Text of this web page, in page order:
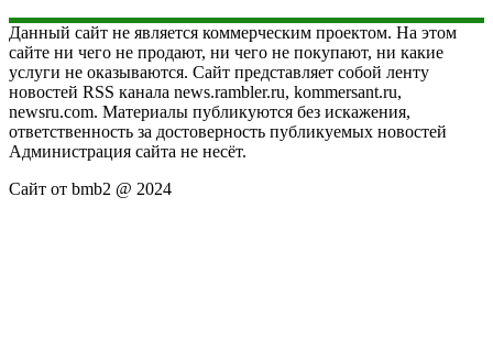
Данный сайт не является коммерческим проектом. На этом
сайте ни чего не продают, ни чего не покупают, ни какие
услуги не оказываются. Сайт представляет собой ленту
новостей RSS канала news.rambler.ru, kommersant.ru,
newsru.com. Материалы публикуются без искажения,
ответственность за достоверность публикуемых новостей
Администрация сайта не несёт.
Сайт от bmb2 @ 2024